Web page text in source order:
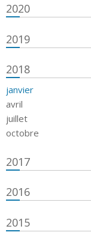
2020
2019
2018
janvier
avril
juillet
octobre
2017
2016
2015